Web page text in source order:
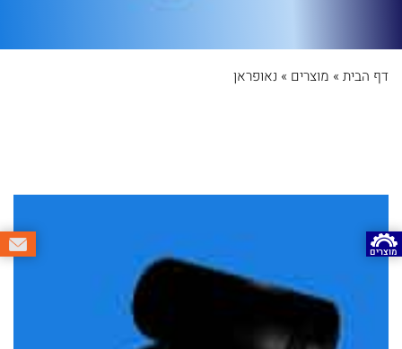
מוצרים
דף הבית » מוצרים » נאופראן